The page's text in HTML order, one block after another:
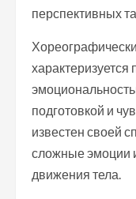
перспективных
характеризуется
подготовкой и
известен своей
сложные эмоции
движения тела.